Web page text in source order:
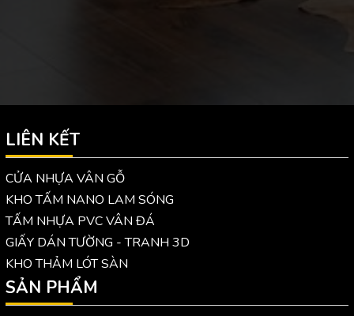
LIÊN KẾT
CỬA NHỰA VÂN GỖ
KHO TẤM NANO LAM SÓNG
TẤM NHỰA PVC VÂN ĐÁ
GIẤY DÁN TƯỜNG - TRANH 3D
KHO THẢM LÓT SÀN
SẢN PHẨM